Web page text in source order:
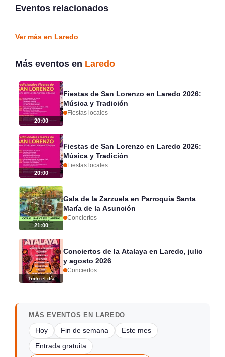
Eventos relacionados
Arredondo
Ver más en Laredo
Más eventos en Laredo
20:00
Fiestas de San Lorenzo en Laredo 2026:
Música y Tradición
Fiestas locales
20:00
Fiestas de San Lorenzo en Laredo 2026:
Música y Tradición
Fiestas locales
21:00
Gala de la Zarzuela en Parroquia Santa
María de la Asunción
Conciertos
Todo el día
Conciertos de la Atalaya en Laredo, julio
y agosto 2026
Conciertos
MÁS EVENTOS EN LAREDO
Hoy Fin de semana Este mes
Entrada gratuita